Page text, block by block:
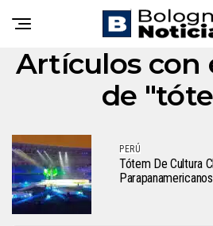
Artículos con
de
PERÚ
Tótem De Cultura
Parapanamericanos